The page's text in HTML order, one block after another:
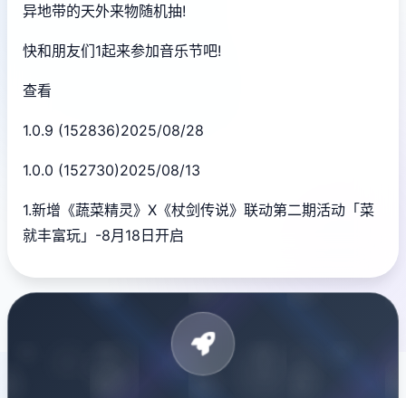
异地带的天外来物随机抽!
快和朋友们1起来参加音乐节吧!
查看
1.0.9 (152836)2025/08/28
1.0.0 (152730)2025/08/13
1.新增《蔬菜精灵》X《杖剑传说》联动第二期活动「菜
就丰富玩」-8月18日开启